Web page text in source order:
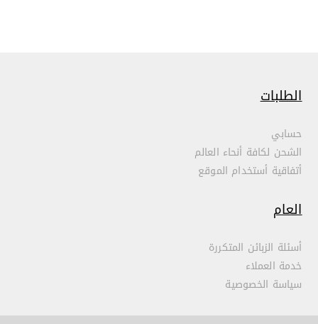
الطلبات
حسابي
الشحن لكافة أنحاء العالم
أتفاقية أستخدام الموقع
العام
أسئلة الزبائن المتكررة
خدمة العملاء
سياسة الخصوصية